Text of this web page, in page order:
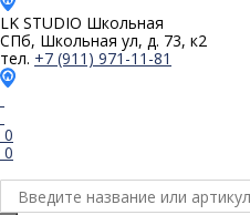
LK STUDIO Школьная
СПб, Школьная ул, д. 73, к2
тел. +7 (911) 971-11-81
0
0